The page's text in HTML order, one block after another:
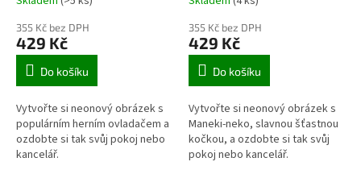
355 Kč bez DPH
429 Kč
Do košíku
Vytvořte si neonový obrázek s
populárním herním ovladačem a
ozdobte si tak svůj pokoj nebo
kancelář.
355 Kč bez DPH
429 Kč
Do košíku
Vytvořte si neonový obrázek s
Maneki-neko, slavnou šťastnou
kočkou, a ozdobte si tak svůj
pokoj nebo kancelář.